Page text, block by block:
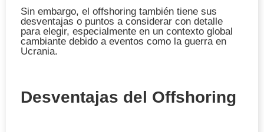
Sin embargo, el offshoring también tiene sus
desventajas o puntos a considerar con detalle
para elegir, especialmente en un contexto global
cambiante debido a eventos como la guerra en
Ucrania.
Desventajas del Offshoring